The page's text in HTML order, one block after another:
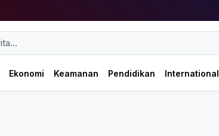
Ekonomi Keamanan Pendidikan International